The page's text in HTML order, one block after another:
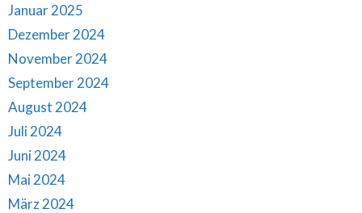
Januar 2025
Dezember 2024
November 2024
September 2024
August 2024
Juli 2024
Juni 2024
Mai 2024
März 2024